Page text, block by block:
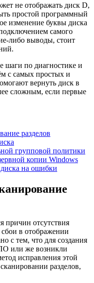
не отображать диск D,
простой программный
изменение буквы диска
самого
либо выводы, стоит
шаги по диагностике и
с самых простых и
вернуть диск в
сложным, если первые
разделов
групповой политики
копии Windows
на ошибки
причин отсутствия
в отображении
с тем, что для создания
ПО или же возникли
исправления этой
разделов,